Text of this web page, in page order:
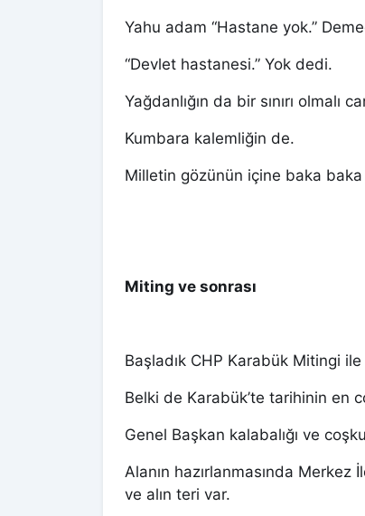
Yahu adam “Hastane yok.”
“Devlet hastanesi.” Yok dedi.
Yağdanlığın da bir sınırı olmalı
Kumbara kalemliğin de.
Milletin gözünün içine baka baka
Miting ve sonrası
Başladık CHP Karabük Mitingi
Belki de Karabük’te tarihinin en
Genel Başkan kalabalığı ve
Alanın hazırlanmasında Merkez
ve alın teri var.